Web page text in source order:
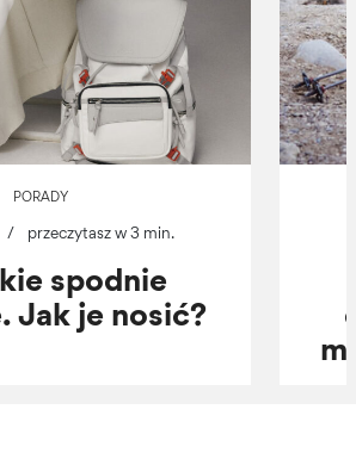
PORADY
/ przeczytasz w 3 min.
spodnie
Jak je nosić?